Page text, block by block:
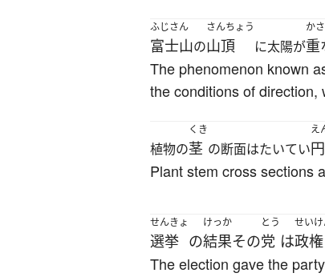
ふじさん
富士山の
さんちょう
山頂 に太陽が
かさ
重
The phenomenon known
the conditions of direction,
植物の
くき
茎 の断面はたいてい
え
Plant stem cross sections
せんきょ
選挙 の
けっか
結果その
とう
党 は
せい
政権
The election gave the